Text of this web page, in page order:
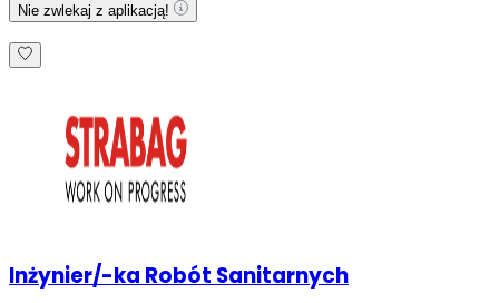
Nie zwlekaj z aplikacją!
Inżynier/-ka Robót Sanitarnych